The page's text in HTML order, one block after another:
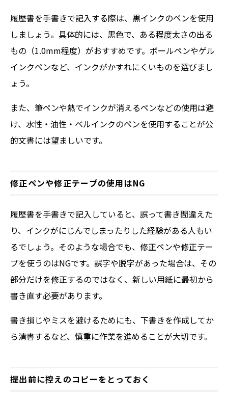
履歴書を手書きで記入する際は、黒インクのペンを使用
しましょう。具体的には、黒色で、ある程度太さの出る
もの（1.0mm程度）がおすすめです。ボールペンやゲル
インクペンなど、インクがかすれにくいものを選びまし
ょう。
また、筆ペンや熱でインクが消えるペンなどの使用は避
け、水性・油性・ベルインクのペンを使用することが公
的文書には望ましいです。
修正ペンや修正テープの使用はNG
履歴書を手書きで記入していると、誤って書き間違えた
り、インクがにじんでしまったりした経験がある人もい
るでしょう。そのような場合でも、修正ペンや修正テー
プを使うのはNGです。誤字や脱字があった場合は、その
部分だけを修正するのではなく、新しい用紙に最初から
書き直す必要があります。
書き損じやミスを避けるためにも、下書きを作成してか
ら清書するなど、慎重に作業を進めることが大切です。
提出前に控えのコピーをとっておく